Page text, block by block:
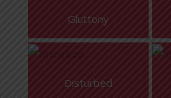
Gluttony
Disturbed